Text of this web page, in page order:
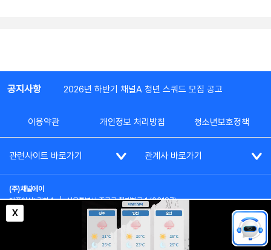
X
공지사항 2026년 하반기 채널A 청년 스쿼드 모집 공고
이용약관 개인정보 처리방침 청소년보호정책
관련사이트 바로가기 관계사 바로가기
(주)채널에이
대표이사: 김차수 | 서울특별시 종로구 청계천로 1 (03187)
부가통신사업신고: 022357호 | 사업자등록번호: 101-86-62787
대표전화: (02)2020-3114
시청자상담실: (02)2020-3100
통신판매업신고: 제2012-서울종로-0195호
COPYRIGHT(c) SINCE 2023,CHANNEL A ALL RIGHTS RESERVED.